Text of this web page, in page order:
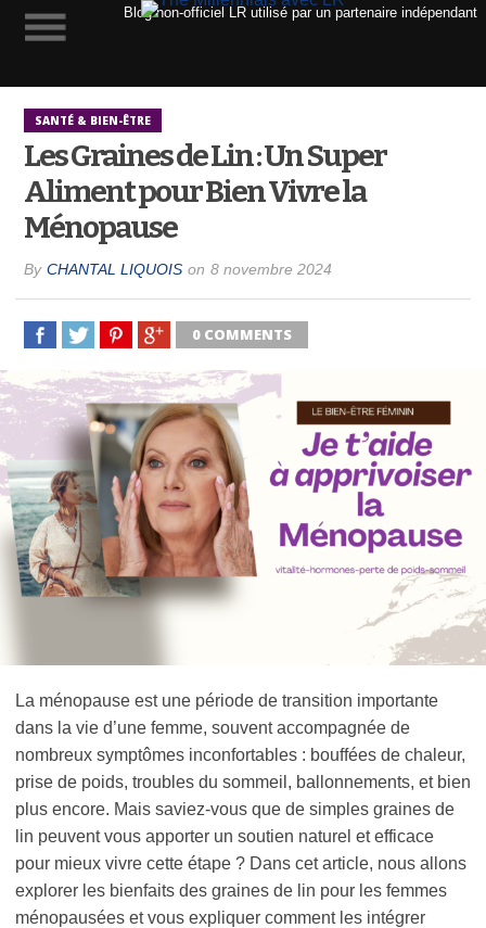
Blog non-officiel LR utilisé par un partenaire indépendant
SANTÉ & BIEN-ÊTRE
Les Graines de Lin : Un Super
Aliment pour Bien Vivre la
Ménopause
By CHANTAL LIQUOIS on 8 novembre 2024
0 COMMENTS
La ménopause est une période de transition importante
dans la vie d’une femme, souvent accompagnée de
nombreux symptômes inconfortables : bouffées de chaleur,
prise de poids, troubles du sommeil, ballonnements, et bien
plus encore. Mais saviez-vous que de simples graines de
lin peuvent vous apporter un soutien naturel et efficace
pour mieux vivre cette étape ? Dans cet article, nous allons
explorer les bienfaits des graines de lin pour les femmes
ménopausées et vous expliquer comment les intégrer